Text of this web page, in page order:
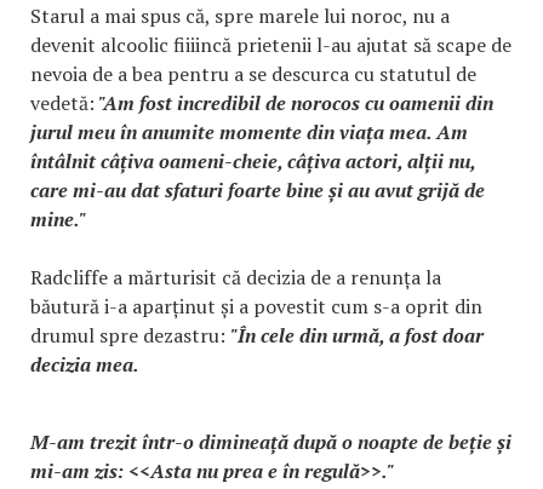
Starul a mai spus că, spre marele lui noroc, nu a
devenit alcoolic fiiiincă prietenii l-au ajutat să scape de
nevoia de a bea pentru a se descurca cu statutul de
vedetă: "Am fost incredibil de norocos cu oamenii din
jurul meu în anumite momente din viața mea. Am
întâlnit câțiva oameni-cheie, câțiva actori, alții nu,
care mi-au dat sfaturi foarte bine și au avut grijă de
mine."
Radcliffe a mărturisit că decizia de a renunța la
băutură i-a aparținut și a povestit cum s-a oprit din
drumul spre dezastru: "În cele din urmă, a fost doar
decizia mea.
M-am trezit într-o dimineață după o noapte de beție și
mi-am zis: <<Asta nu prea e în regulă>>."